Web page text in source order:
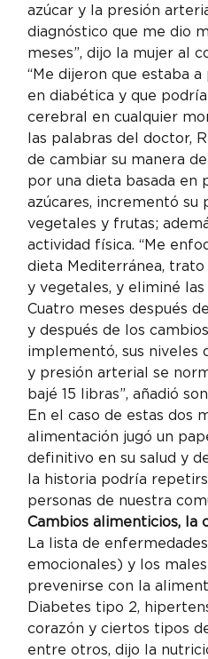
azúcar y la presión
diagnóstico que me dio
meses”, dijo la mujer al
“Me dijeron que estaba
en diabética y que
cerebral en cualquier
las palabras del doctor,
de cambiar su manera
por una dieta basada en
azúcares, incrementó su
vegetales y frutas;
actividad física. “Me
dieta Mediterránea,
y vegetales, y eliminé las
Cuatro meses después
y después de los
implementó, sus niveles
y presión arterial se
bajé 15 libras”, añadió
En el caso de estas dos
alimentación jugó un
definitivo en su salud y
la historia podría
personas de nuestra
Cambios alimenticios, la
La lista de
emocionales) y los
prevenirse con la
Diabetes tipo 2,
corazón y ciertos tipos
entre otros, dijo la